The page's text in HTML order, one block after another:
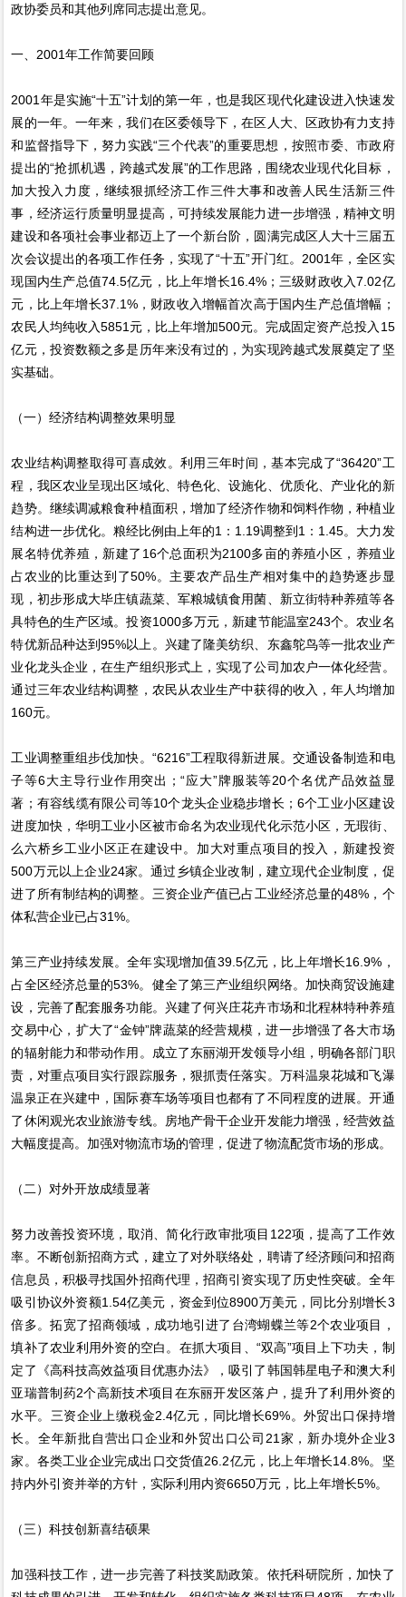
政协委员和其他列席同志提出意见。
一、2001年工作简要回顾
2001年是实施“十五”计划的第一年，也是我区现代化建设进入快速发
展的一年。一年来，我们在区委领导下，在区人大、区政协有力支持
和监督指导下，努力实践“三个代表”的重要思想，按照市委、市政府
提出的“抢抓机遇，跨越式发展”的工作思路，围绕农业现代化目标，
加大投入力度，继续狠抓经济工作三件大事和改善人民生活新三件
事，经济运行质量明显提高，可持续发展能力进一步增强，精神文明
建设和各项社会事业都迈上了一个新台阶，圆满完成区人大十三届五
次会议提出的各项工作任务，实现了“十五”开门红。2001年，全区实
现国内生产总值74.5亿元，比上年增长16.4%；三级财政收入7.02亿
元，比上年增长37.1%，财政收入增幅首次高于国内生产总值增幅；
农民人均纯收入5851元，比上年增加500元。完成固定资产总投入15
亿元，投资数额之多是历年来没有过的，为实现跨越式发展奠定了坚
实基础。
（一）经济结构调整效果明显
农业结构调整取得可喜成效。利用三年时间，基本完成了“36420”工
程，我区农业呈现出区域化、特色化、设施化、优质化、产业化的新
趋势。继续调减粮食种植面积，增加了经济作物和饲料作物，种植业
结构进一步优化。粮经比例由上年的1：1.19调整到1：1.45。大力发
展名特优养殖，新建了16个总面积为2100多亩的养殖小区，养殖业
占农业的比重达到了50%。主要农产品生产相对集中的趋势逐步显
现，初步形成大毕庄镇蔬菜、军粮城镇食用菌、新立街特种养殖等各
具特色的生产区域。投资1000多万元，新建节能温室243个。农业名
特优新品种达到95%以上。兴建了隆美纺织、东鑫鸵鸟等一批农业产
业化龙头企业，在生产组织形式上，实现了公司加农户一体化经营。
通过三年农业结构调整，农民从农业生产中获得的收入，年人均增加
160元。
工业调整重组步伐加快。“6216”工程取得新进展。交通设备制造和电
子等6大主导行业作用突出；“应大”牌服装等20个名优产品效益显
著；有容线缆有限公司等10个龙头企业稳步增长；6个工业小区建设
进度加快，华明工业小区被市命名为农业现代化示范小区，无瑕街、
么六桥乡工业小区正在建设中。加大对重点项目的投入，新建投资
500万元以上企业24家。通过乡镇企业改制，建立现代企业制度，促
进了所有制结构的调整。三资企业产值已占工业经济总量的48%，个
体私营企业已占31%。
第三产业持续发展。全年实现增加值39.5亿元，比上年增长16.9%，
占全区经济总量的53%。健全了第三产业组织网络。加快商贸设施建
设，完善了配套服务功能。兴建了何兴庄花卉市场和北程林特种养殖
交易中心，扩大了“金钟”牌蔬菜的经营规模，进一步增强了各大市场
的辐射能力和带动作用。成立了东丽湖开发领导小组，明确各部门职
责，对重点项目实行跟踪服务，狠抓责任落实。万科温泉花城和飞瀑
温泉正在兴建中，国际赛车场等项目也都有了不同程度的进展。开通
了休闲观光农业旅游专线。房地产骨干企业开发能力增强，经营效益
大幅度提高。加强对物流市场的管理，促进了物流配货市场的形成。
（二）对外开放成绩显著
努力改善投资环境，取消、简化行政审批项目122项，提高了工作效
率。不断创新招商方式，建立了对外联络处，聘请了经济顾问和招商
信息员，积极寻找国外招商代理，招商引资实现了历史性突破。全年
吸引协议外资额1.54亿美元，资金到位8900万美元，同比分别增长3
倍多。拓宽了招商领域，成功地引进了台湾蝴蝶兰等2个农业项目，
填补了农业利用外资的空白。在抓大项目、“双高”项目上下功夫，制
定了《高科技高效益项目优惠办法》，吸引了韩国韩星电子和澳大利
亚瑞普制药2个高新技术项目在东丽开发区落户，提升了利用外资的
水平。三资企业上缴税金2.4亿元，同比增长69%。外贸出口保持增
长。全年新批自营出口企业和外贸出口公司21家，新办境外企业3
家。各类工业企业完成出口交货值26.2亿元，比上年增长14.8%。坚
持内外引资并举的方针，实际利用内资6650万元，比上年增长5%。
（三）科技创新喜结硕果
加强科技工作，进一步完善了科技奖励政策。依托科研院所，加快了